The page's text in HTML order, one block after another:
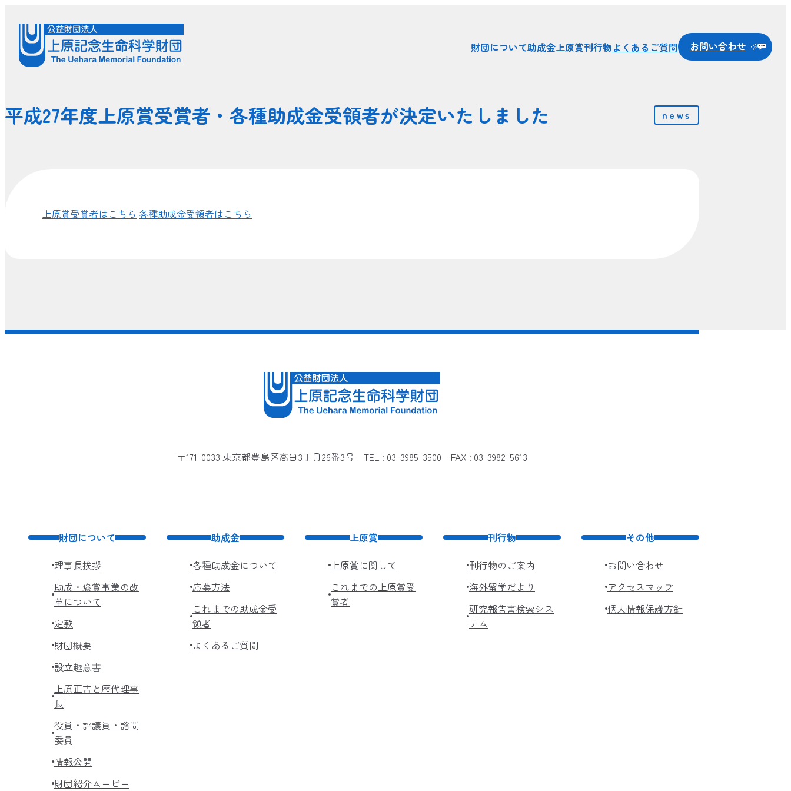
財団について助成金上原賞刊行物よくあるご質問 お問い合わせ
平成27年度上原賞受賞者・各種助成金受領者が決定いたしました news
上原賞受賞者はこちら 各種助成金受領者はこちら
〒171-0033 東京都豊島区高田3丁目26番3号 TEL : 03-3985-3500 FAX : 03-3982-5613
財団について
理事長挨拶
助成・褒賞事業の改
革について
定款
財団概要
設立趣意書
上原正吉と歴代理事
長
役員・評議員・諮問
委員
情報公開
財団紹介ムービー
助成金
各種助成金について
応募方法
これまでの助成金受
領者
よくあるご質問
上原賞
上原賞に関して
これまでの上原賞受
賞者
刊行物
刊行物のご案内
海外留学だより
研究報告書検索シス
テム
その他
お問い合わせ
アクセスマップ
個人情報保護方針